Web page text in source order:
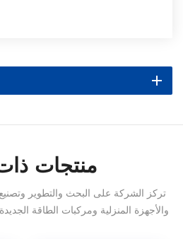
منتجات
تركز الشركة على البحث والتطوير وتصنيع